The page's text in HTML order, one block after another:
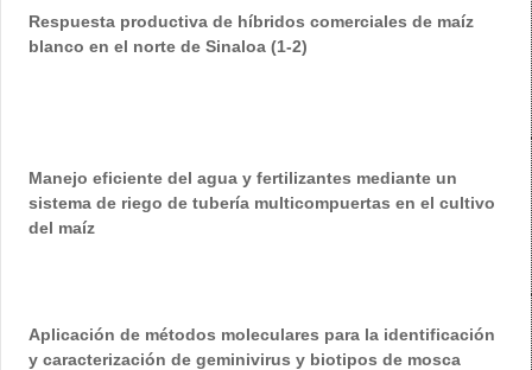
Respuesta productiva de híbridos comerciales de maíz
blanco en el norte de Sinaloa (1-2)
Manejo eficiente del agua y fertilizantes mediante un
sistema de riego de tubería multicompuertas en el cultivo
del maíz
Aplicación de métodos moleculares para la identificación
y caracterización de geminivirus y biotipos de mosca